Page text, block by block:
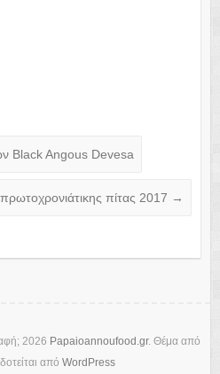
Black Angous Devesa
πίτας 2017 →
2026 Papaioannoufood.gr. Θέμα από
από WordPress